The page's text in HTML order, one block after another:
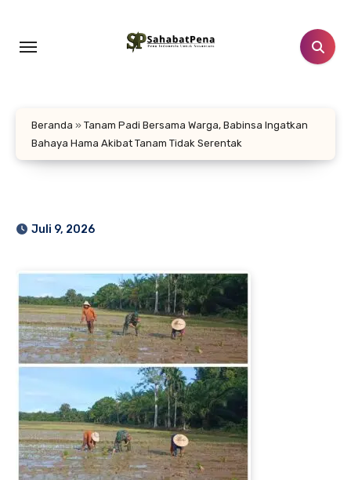
konten
Beranda » Tanam Padi Bersama Warga, Babinsa Ingatkan
Bahaya Hama Akibat Tanam Tidak Serentak
Juli 9, 2026